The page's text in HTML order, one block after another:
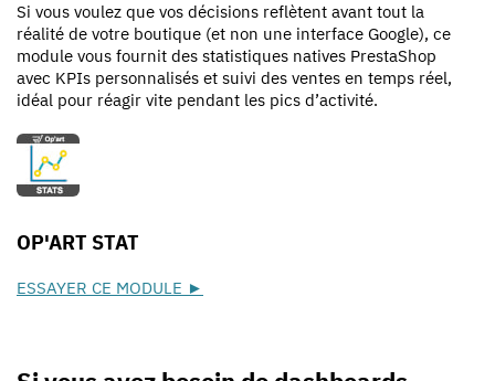
Si vous voulez que vos décisions reflètent avant tout la
réalité de votre boutique (et non une interface Google), ce
module vous fournit des statistiques natives PrestaShop
avec KPIs personnalisés et suivi des ventes en temps réel,
idéal pour réagir vite pendant les pics d’activité.
OP'ART STAT
ESSAYER CE MODULE ►